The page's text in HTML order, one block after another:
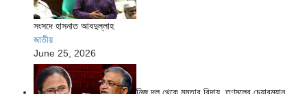
সংসদে হাসনাত আবদুল্লাহ
জাতীয়
June 25, 2026
নিজ দল থেকে মমতার বিদায়, তৃণমূলের চেয়ারম্যান